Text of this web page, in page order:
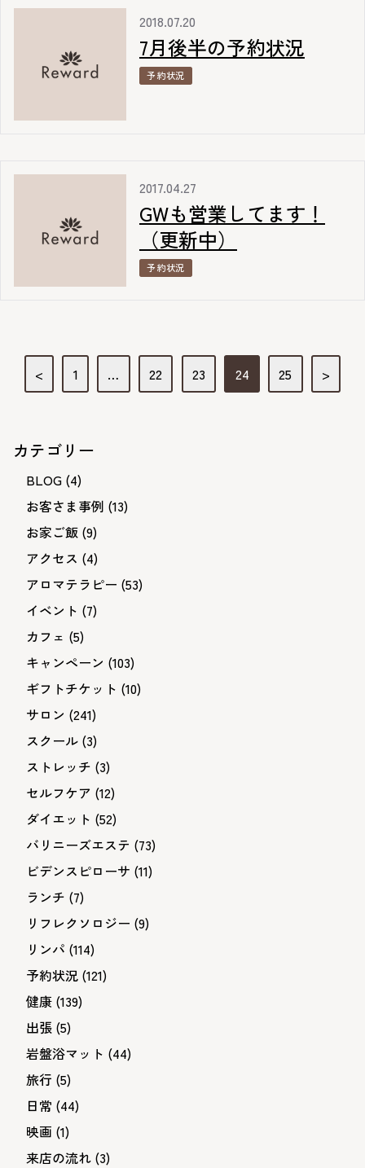
2018.07.20
7月後半の予約状況
予約状況
2017.04.27
GWも営業してます！
（更新中）
予約状況
< 1 … 22 23 24 25 >
カテゴリー
BLOG (4)
お客さま事例 (13)
お家ご飯 (9)
アクセス (4)
アロマテラピー (53)
イベント (7)
カフェ (5)
キャンペーン (103)
ギフトチケット (10)
サロン (241)
スクール (3)
ストレッチ (3)
セルフケア (12)
ダイエット (52)
バリニーズエステ (73)
ビデンスピローサ (11)
ランチ (7)
リフレクソロジー (9)
リンパ (114)
予約状況 (121)
健康 (139)
出張 (5)
岩盤浴マット (44)
旅行 (5)
日常 (44)
映画 (1)
来店の流れ (3)